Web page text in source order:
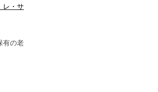
・サ
有の老